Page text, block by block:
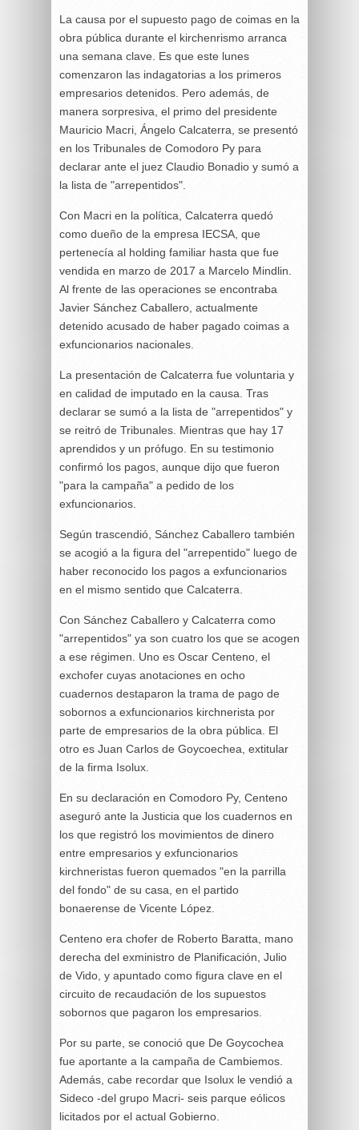
La causa por el supuesto pago de coimas en la
obra pública durante el kirchenrismo arranca
una semana clave. Es que este lunes
comenzaron las indagatorias a los primeros
empresarios detenidos. Pero además, de
manera sorpresiva, el primo del presidente
Mauricio Macri, Ángelo Calcaterra, se presentó
en los Tribunales de Comodoro Py para
declarar ante el juez Claudio Bonadio y sumó a
la lista de "arrepentidos".
Con Macri en la política, Calcaterra quedó
como dueño de la empresa IECSA, que
pertenecía al holding familiar hasta que fue
vendida en marzo de 2017 a Marcelo Mindlin.
Al frente de las operaciones se encontraba
Javier Sánchez Caballero, actualmente
detenido acusado de haber pagado coimas a
exfuncionarios nacionales.
La presentación de Calcaterra fue voluntaria y
en calidad de imputado en la causa. Tras
declarar se sumó a la lista de "arrepentidos" y
se reitró de Tribunales. Mientras que hay 17
aprendidos y un prófugo. En su testimonio
confirmó los pagos, aunque dijo que fueron
"para la campaña" a pedido de los
exfuncionarios.
Según trascendió, Sánchez Caballero también
se acogió a la figura del "arrepentido" luego de
haber reconocido los pagos a exfuncionarios
en el mismo sentido que Calcaterra.
Con Sánchez Caballero y Calcaterra como
"arrepentidos" ya son cuatro los que se acogen
a ese régimen. Uno es Oscar Centeno, el
exchofer cuyas anotaciones en ocho
cuadernos destaparon la trama de pago de
sobornos a exfuncionarios kirchnerista por
parte de empresarios de la obra pública. El
otro es Juan Carlos de Goycoechea, extitular
de la firma Isolux.
En su declaración en Comodoro Py, Centeno
aseguró ante la Justicia que los cuadernos en
los que registró los movimientos de dinero
entre empresarios y exfuncionarios
kirchneristas fueron quemados "en la parrilla
del fondo" de su casa, en el partido
bonaerense de Vicente López.
Centeno era chofer de Roberto Baratta, mano
derecha del exministro de Planificación, Julio
de Vido, y apuntado como figura clave en el
circuito de recaudación de los supuestos
sobornos que pagaron los empresarios.
Por su parte, se conoció que De Goycochea
fue aportante a la campaña de Cambiemos.
Además, cabe recordar que Isolux le vendió a
Sideco -del grupo Macri- seis parque eólicos
licitados por el actual Gobierno.